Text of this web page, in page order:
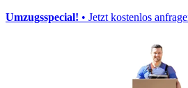
Umzugsspecial! • Jetzt kostenlos